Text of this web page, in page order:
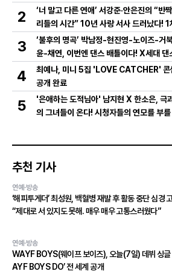
2
‘너 말고 다른 연애’ 서강준·안은진의 “반
리들의 시간” 10년 사랑 서사 드러났다! 1
저 영상 공개!
3
‘불후의 명곡’ 박남정-현진영-노이즈-거
윤-채연, 이번엔 댄스 배틀이다! X세대 댄
총출동! 댄스 본능 깨운다!
4
최예나, 미니 5집 'LOVE CATCHER' 콘
공개 완료
5
'은애하는 도적님아' 남지현 X 한소은, 극
의 그녀들이 온다! 시청자들의 연모를 부
추천 기사
연예·방송
‘해피투게더’ 최성원, 백혈병 재발 후 활동 중단 심경
“제대로 서 있지도 못해. 매우 매우 고통스러웠다”
연예·방송
WAYF BOYS(웨이프 보이즈), 오늘(7일) 데뷔 싱글
AYF BOYS DO’ 전 세계 공개